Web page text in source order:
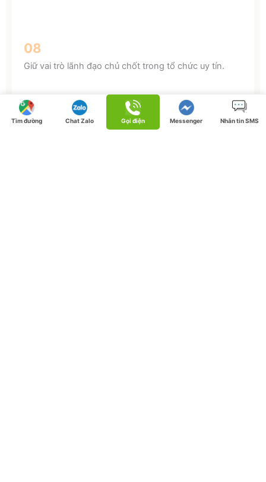
08
Giữ vai trò lãnh đạo chủ chốt trong tổ chức uy tín.
09
Tìm đường Chat Zalo Gọi điện Messenger Nhắn tin SMS